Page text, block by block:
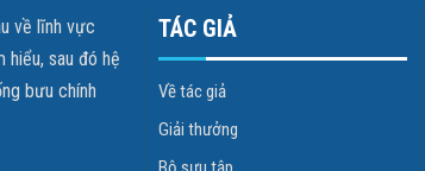
về lĩnh vực
sau đó hệ
bưu chính
TÁC GIẢ
Về tác giả
Giải thưởng